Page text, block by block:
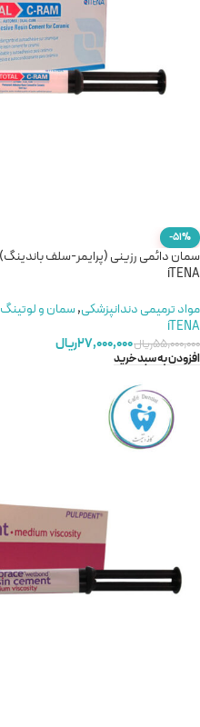
-51%
iTENA
مواد ترمیمی دندانپزشکی,سمان و لوتینگ
iTENA
۵۵,۰۰۰,۰۰۰ریال۲۷,۰۰۰,۰۰۰ریال
افزودن به سبد خرید